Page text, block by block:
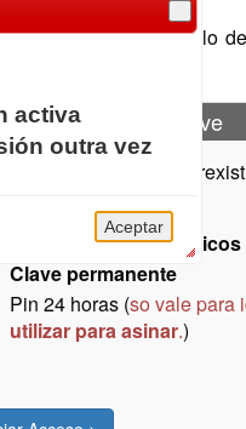
PIN-SMS do Concello
/ DNIe / Cl@ve
sen necesidade de
DNI electrónico
Certificados electrónicos
Clave permanente
Pin 24 horas (so vale para
utilizar para asinar.)
activa
outra vez
Aceptar